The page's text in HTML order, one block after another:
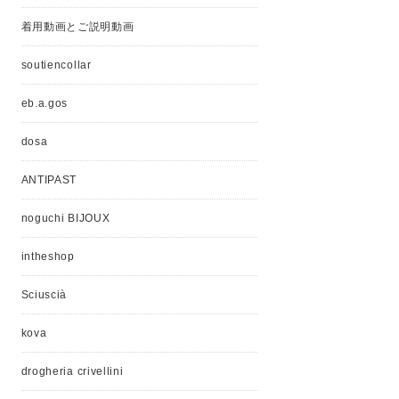
着用動画とご説明動画
soutiencollar
eb.a.gos
dosa
ANTIPAST
noguchi BIJOUX
intheshop
Sciuscià
kova
drogheria crivellini